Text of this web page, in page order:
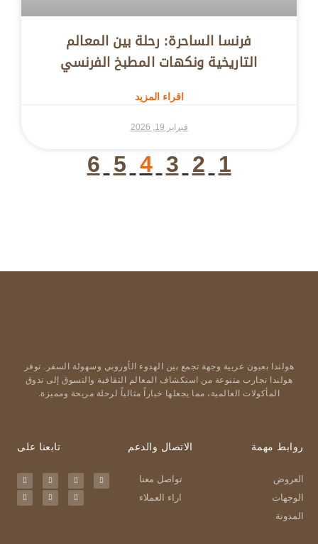
فرنسا الساحرة: رحلة بين المعالم
التاريخية ونكهات المطبخ الفرنسي
اقراء المزيد
فبراير 19, 2026
1
2
3
4
5
6
هولندا بعيون عربية وجهة تجمع بين الهدوء الأوروبي وسهولة السفر. توفر
هولندا تجارب متنوعة من استكشاف المعالم الثقافية والتسوق إلى تذوق
المأكولات العالمية، مما يجعلها خياراً مثالياً لرحلة مريحة ومميزة.
روابط مهمة
العروض
الوجهات
المدونة
الاتصال والدعم
تواصل معنا
اراء العملاء
تابعنا على